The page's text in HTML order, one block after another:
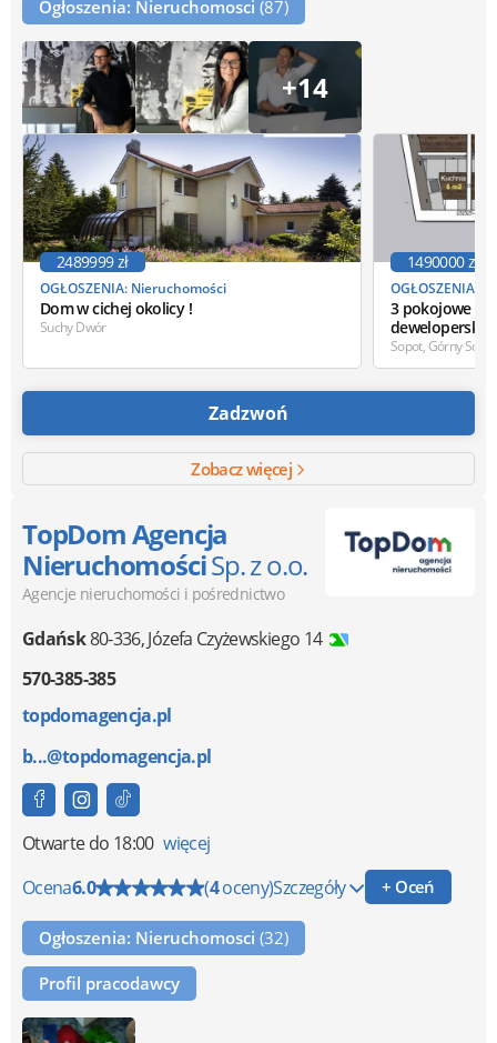
Ogłoszenia: Nieruchomosci (87)
+14
OGŁOSZENIA: Nieruchomości
Dom w cichej okolicy !
2489999 zł
Suchy Dwór
OGŁOSZENIA:
3 pokojowe
deweloperskim
1490000 zł
Sopot, Górny Sopot
Zadzwoń
Zobacz więcej
TopDom Agencja
NieruchomościSp. z o.o.
Agencje nieruchomości i pośrednictwo
Gdańsk80-336,Józefa Czyżewskiego 14
570-385-385
topdomagencja.pl
b...@topdomagencja.pl
Otwartedo 18:00 więcej
Ocena6.0 (4oceny)Szczegóły + Oceń
Ogłoszenia: Nieruchomosci (32)
Profil pracodawcy